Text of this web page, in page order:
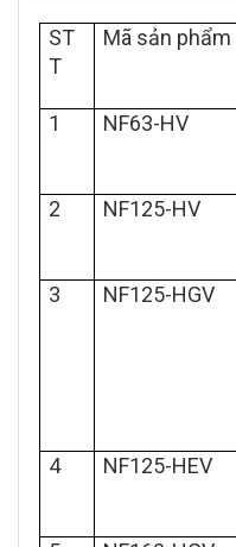
ST
T
Mã sản phẩm
1 NF63-HV
2 NF125-HV
3 NF125-HGV
4 NF125-HEV